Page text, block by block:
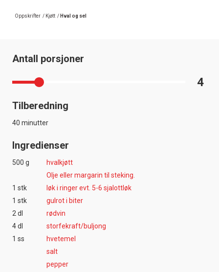
Oppskrifter / Kjøtt / Hval og sel
Antall porsjoner
4
Tilberedning
40 minutter
Ingredienser
500 g
hvalkjøtt
Olje eller margarin til steking.
1 stk
løk i ringer evt. 5-6 sjalottløk
1 stk
gulrot i biter
2 dl
rødvin
4 dl
storfekraft/buljong
1 ss
hvetemel
salt
pepper